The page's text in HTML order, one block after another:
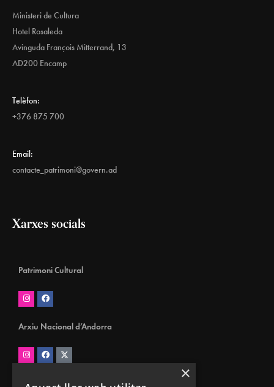
Ministeri de Cultura
Hotel Rosaleda
Avinguda François Mitterrand, 13
AD200 Encamp
Telèfon:
+376 875 700
Email:
contacte_patrimoni@govern.ad
Xarxes socials
Patrimoni Cultural
Arxiu Nacional d’Andorra
Biblioteca Nacional d’Andorra
×